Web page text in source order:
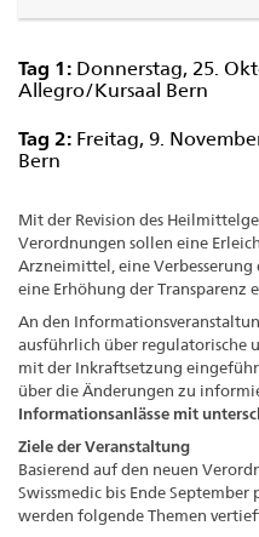
Tag 1: Donnerstag, 25.
Allegro/Kursaal Bern
Tag 2: Freitag, 9.
Bern
Mit der Revision des
Verordnungen sollen eine
Arzneimittel, eine
eine Erhöhung der Transparenz
An den
ausführlich über regulatorische
mit der Inkraftsetzung
über die Änderungen zu
Informationsanlässe mit
Ziele der Veranstaltung
Basierend auf den neuen
Swissmedic bis Ende
werden folgende Themen